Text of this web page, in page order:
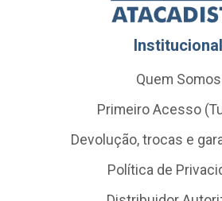
Institucional
Quem Somos
Primeiro Acesso
Devolução, trocas e
Política de